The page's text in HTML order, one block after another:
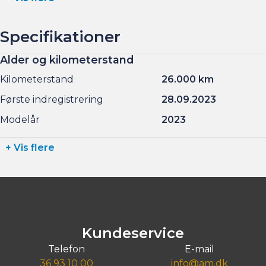
Specifikationer
Alder og kilometerstand
Kilometerstand
26.000 km
Første indregistrering
28.09.2023
Modelår
2023
+ Vis flere
Kundeservice
Telefon
36 93 10 00
E-mail
info@am.dk